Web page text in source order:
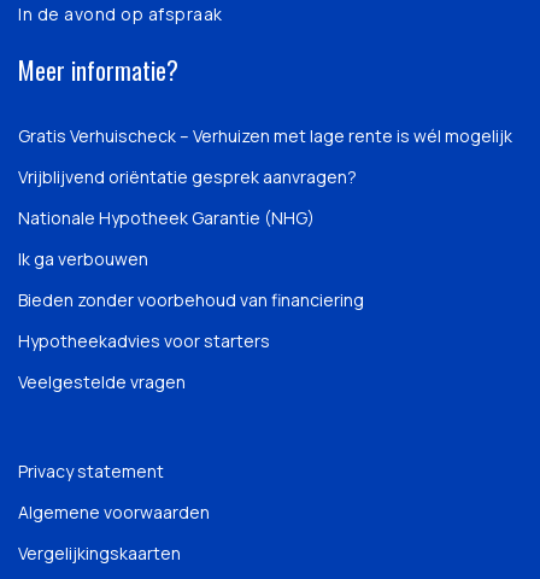
In de avond op afspraak
Meer informatie?
Gratis Verhuischeck – Verhuizen met lage rente is wél mogelijk
Vrijblijvend oriëntatie gesprek aanvragen?
Nationale Hypotheek Garantie (NHG)
Ik ga verbouwen
Bieden zonder voorbehoud van financiering
Hypotheekadvies voor starters
Veelgestelde vragen
Privacy statement
Algemene voorwaarden
Vergelijkingskaarten